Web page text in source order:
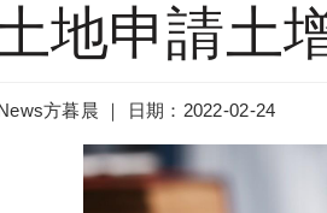
地申請土
方暮晨 ｜ 日期：2022-02-24